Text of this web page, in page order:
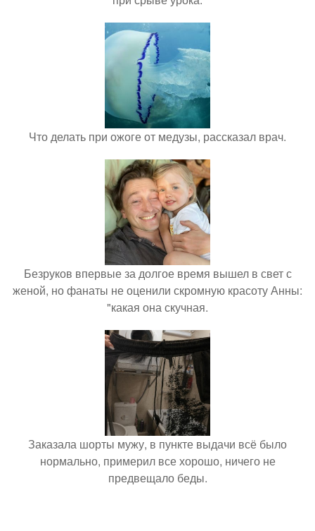
Что делать при ожоге от медузы, рассказал врач.
Безруков впервые за долгое время вышел в свет с
женой, но фанаты не оценили скромную красоту Анны:
"какая она скучная.
Заказала шорты мужу, в пункте выдачи всё было
нормально, примерил все хорошо, ничего не
предвещало беды.